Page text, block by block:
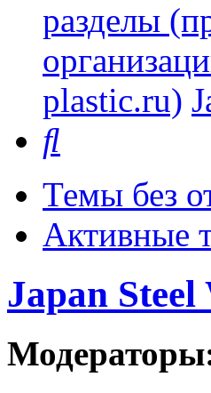
разделы
plastic.ru)
Темы без
Активные
Japan